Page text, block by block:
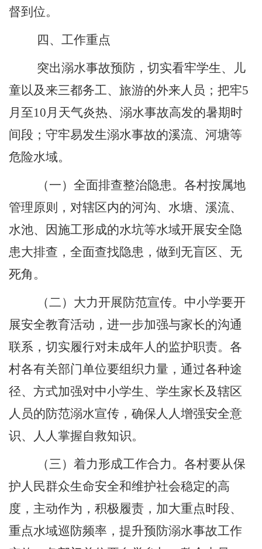
督到位。
四、工作重点
突出溺水事故预防，切实看牢学生、儿
童以及来三都务工、旅游的外来人员；把牢5
月至10月天气炎热、溺水事故高发的暑期时
间段；守牢易发生溺水事故的溪流、河塘等
危险水域。
（一）全面排查整治隐患。各村按属地
管理原则，对辖区内的河沟、水塘、溪流、
水池、因施工形成的水坑等水域开展安全隐
患大排查，全面查找隐患，做到无盲区、无
死角。
（二）大力开展防范宣传。中小学要开
展安全教育活动，进一步加强与家长的沟通
联系，切实履行对未成年人的监护职责。各
村各有关部门单位要组织力量，通过各种途
径、方式加强对中小学生、学生家长及辖区
人员的防范溺水宣传，确保人人增强安全意
识、人人掌握自救知识。
（三）着力形成工作合力。各村要从保
护人民群众生命安全和维护社会稳定的高
度，主动作为，积极履责，加大重点时段、
重点水域巡防频率，提升预防溺水事故工作